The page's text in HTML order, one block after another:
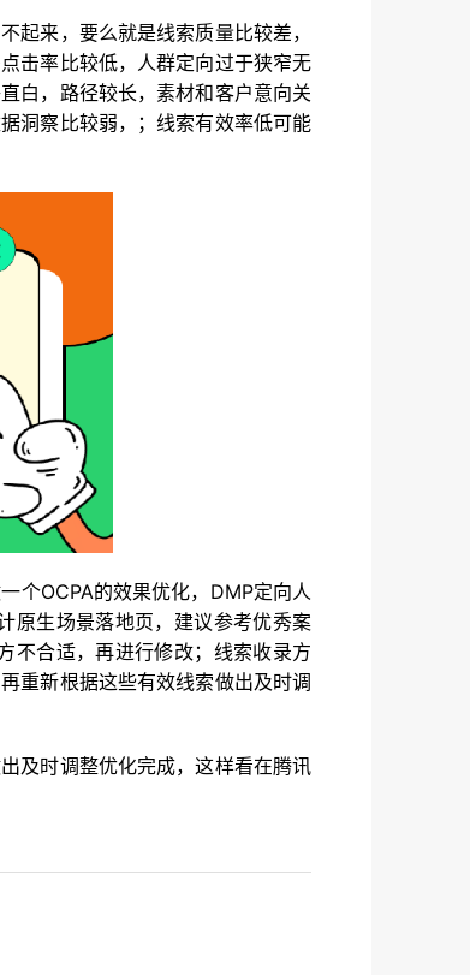
起来，要么就是线索质量比较差，
击率比较低，人群定向过于狭窄无
白，路径较长，素材和客户意向关
洞察比较弱，；线索有效率低可能
个OCPA的效果优化，DMP定向人
原生场景落地页，建议参考优秀案
不合适，再进行修改；线索收录方
重新根据这些有效线索做出及时调
及时调整优化完成，这样看在腾讯